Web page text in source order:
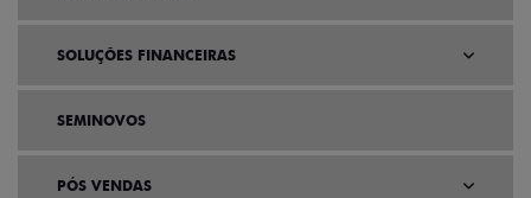
SOLUÇÕES FINANCEIRAS
SEMINOVOS
PÓS VENDAS